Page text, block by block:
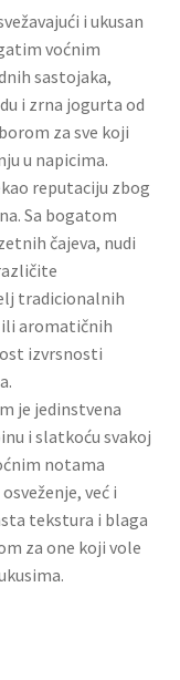
i ukusan
voćnim
sastojaka,
i zrna jogurta od
za sve koji
u napicima.
reputaciju zbog
Sa bogatom
čajeva, nudi
tradicionalnih
aromatičnih
izvrsnosti
je jedinstvena
i slatkoću svakoj
notama
već i
tekstura i blaga
za one koji vole